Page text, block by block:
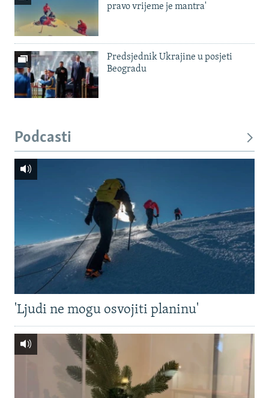
pravo vrijeme je mantra'
Predsjednik Ukrajine u posjeti
Beogradu
Podcasti
'Ljudi ne mogu osvojiti planinu'